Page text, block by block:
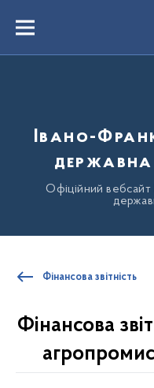
вмістуMenu
Івано-
державна
Офіційний вебсайт
Фінансова звітність
Фінансова